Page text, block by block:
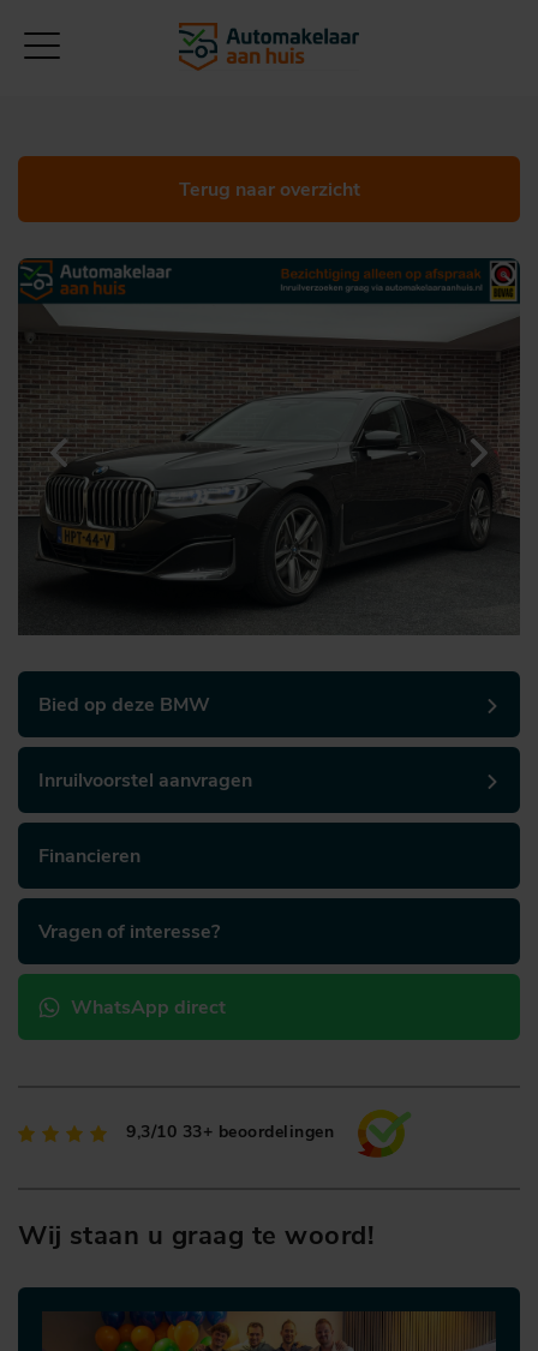
Terug naar overzicht
Bied op deze BMW
Inruilvoorstel aanvragen
Financieren
Vragen of interesse?
WhatsApp direct
9,3/10 33+ beoordelingen
Wij staan u graag te woord!